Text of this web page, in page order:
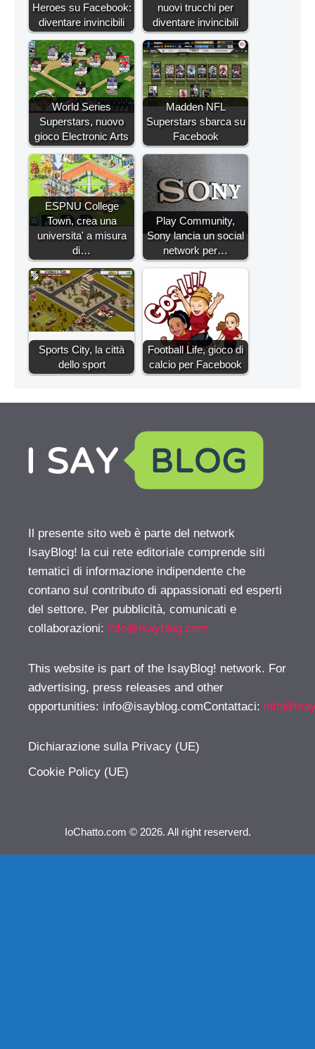
Heroes su Facebook:
diventare invincibili
nuovi trucchi per
diventare invincibili
World Series
Superstars, nuovo
gioco Electronic Arts
Madden NFL
Superstars sbarca su
Facebook
ESPNU College
Town, crea una
universita' a misura
di…
Play Community,
Sony lancia un social
network per…
Sports City, la città
dello sport
Football Life, gioco di
calcio per Facebook
Il presente sito web è parte del network
IsayBlog! la cui rete editoriale comprende siti
tematici di informazione indipendente che
contano sul contributo di appassionati ed esperti
del settore. Per pubblicità, comunicati e
collaborazioni: info@isayblog.com
This website is part of the IsayBlog! network. For
advertising, press releases and other
opportunities: info@isayblog.comContattaci:
Dichiarazione sulla Privacy (UE)
Cookie Policy (UE)
IoChatto.com © 2026. All right reserverd.